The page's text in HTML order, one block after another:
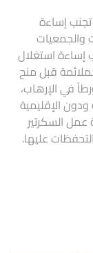
إساءة
والجمعيات
إساءة استغلال
قبل منح
في الإرهاب،
الإقليمية
السكرتير
عليها.